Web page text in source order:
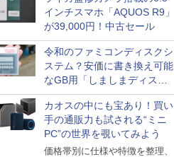
インチスマホ「AQUOS R9」
が39,000円！中古セール
令和のファミコンディスクシ
ステム？安価に書き換え可能
なGB用「しましまディスク
システム」
カオスの中にも宝あり！買い
手の通販力も試される“ミニ
PC”の世界を覗いてみよう
価格帯別に仕様や特徴を整理、